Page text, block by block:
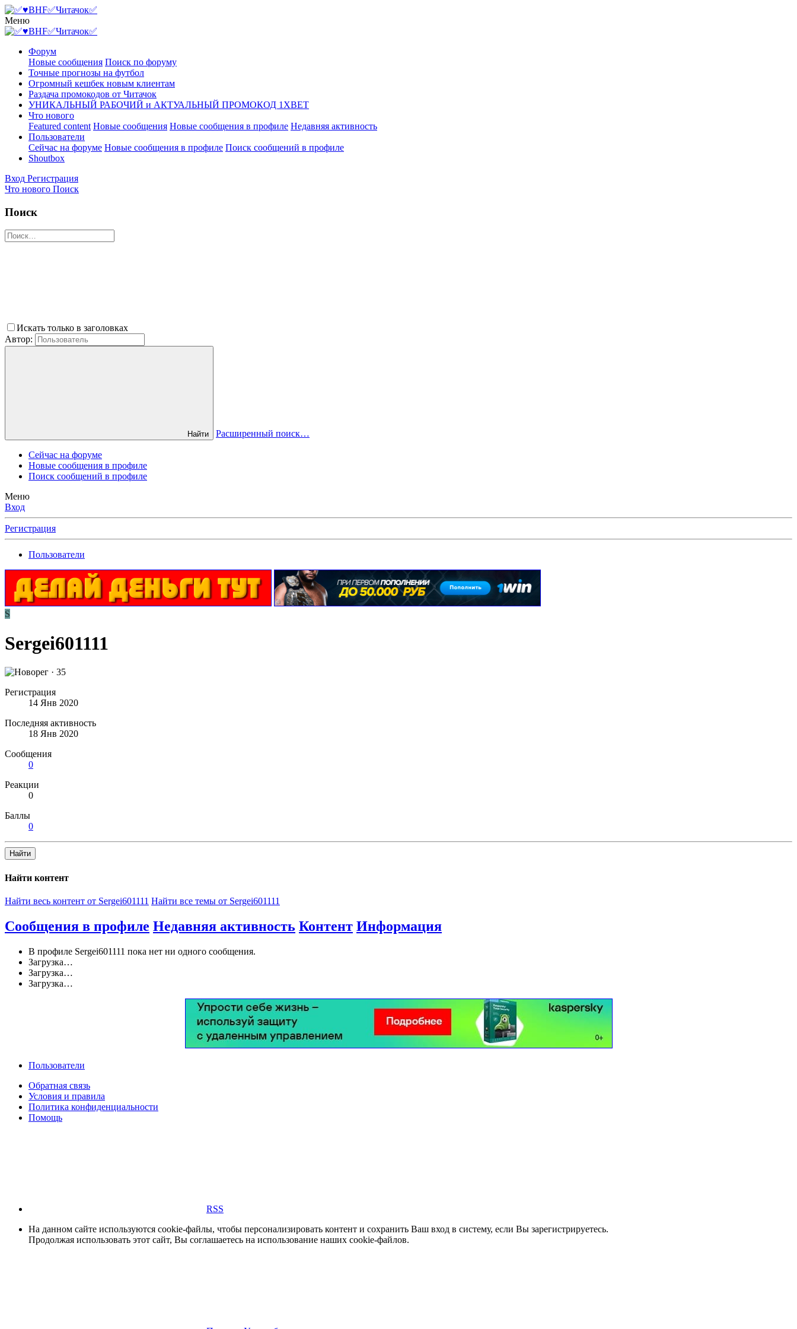
Меню
Форум
Новые сообщения Поиск по форуму
Точные прогнозы на футбол
Огромный кешбек новым клиентам
Раздача промокодов от Читачок
УНИКАЛЬНЫЙ РАБОЧИЙ и АКТУАЛЬНЫЙ ПРОМОКОД 1XBET
Что нового
Featured content Новые сообщения Новые сообщения в профиле Недавняя активность
Пользователи
Сейчас на форуме Новые сообщения в профиле Поиск сообщений в профиле
Shoutbox
Вход Регистрация
Что нового Поиск
Поиск
Искать только в заголовках
Автор:
Найти Расширенный поиск…
Сейчас на форуме
Новые сообщения в профиле
Поиск сообщений в профиле
Меню
Вход
Регистрация
Пользователи
S
Sergei601111
· 35
Регистрация
14 Янв 2020
Последняя активность
18 Янв 2020
Сообщения
0
Реакции
0
Баллы
0
Найти
Найти контент
Найти весь контент от Sergei601111 Найти все темы от Sergei601111
Сообщения в профиле Недавняя активность Контент Информация
В профиле Sergei601111 пока нет ни одного сообщения.
Загрузка…
Загрузка…
Загрузка…
Пользователи
Обратная связь
Условия и правила
Политика конфиденциальности
Помощь
RSS
На данном сайте используются cookie-файлы, чтобы персонализировать контент и сохранить Ваш вход в систему, если Вы зарегистрируетесь.
Продолжая использовать этот сайт, Вы соглашаетесь на использование наших cookie-файлов.